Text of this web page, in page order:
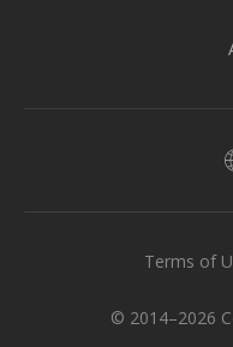
© 2014–2026
Terms of